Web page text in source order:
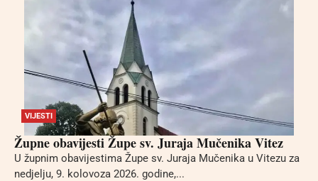
VIJESTI
Župne obavijesti Župe sv. Juraja Mučenika Vitez
U župnim obavijestima Župe sv. Juraja Mučenika u Vitezu za
nedjelju, 9. kolovoza 2026. godine,...